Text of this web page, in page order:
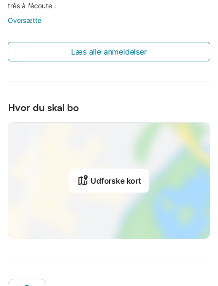
très à l'écoute .
Oversætte
Læs alle anmeldelser
Hvor du skal bo
Udforske kort